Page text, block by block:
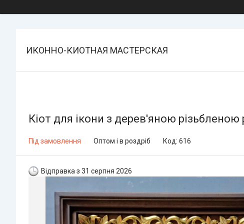
ИКОННО-КИОТНАЯ МАСТЕРСКАЯ
Кіот для ікони з дерев'яною
Під замовлення Оптом і в роздріб Код: 616
Відправка з 31 серпня 2026